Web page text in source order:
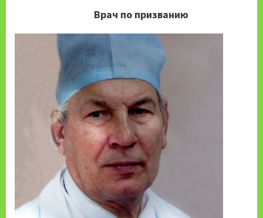
Врач по призванию